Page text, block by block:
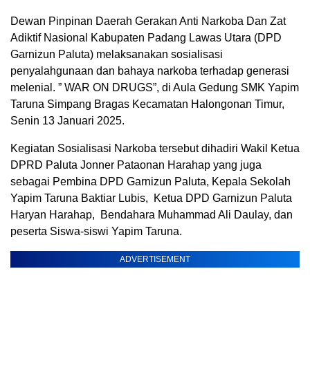
Dewan Pinpinan Daerah Gerakan Anti Narkoba Dan Zat
Adiktif Nasional Kabupaten Padang Lawas Utara (DPD
Garnizun Paluta) melaksanakan sosialisasi
penyalahgunaan dan bahaya narkoba terhadap generasi
melenial. ” WAR ON DRUGS”, di Aula Gedung SMK Yapim
Taruna Simpang Bragas Kecamatan Halongonan Timur,
Senin 13 Januari 2025.
Kegiatan Sosialisasi Narkoba tersebut dihadiri Wakil Ketua
DPRD Paluta Jonner Pataonan Harahap yang juga
sebagai Pembina DPD Garnizun Paluta, Kepala Sekolah
Yapim Taruna Baktiar Lubis, Ketua DPD Garnizun Paluta
Haryan Harahap, Bendahara Muhammad Ali Daulay, dan
peserta Siswa-siswi Yapim Taruna.
ADVERTISEMENT